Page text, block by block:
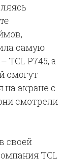
самую
TCL P745, а
смогут
на экране с
смотрели
своей
TCL